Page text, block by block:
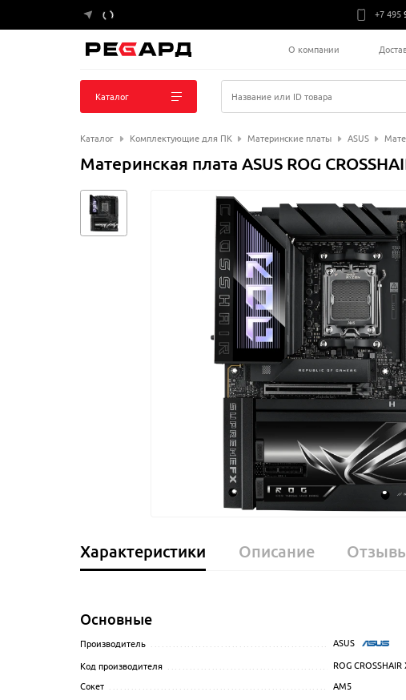
+7 495
О компании
Каталог Название или ID товара
Каталог Комплектующие для ПК Материнские платы ASUS
Материнская плата ASUS ROG
Характеристики Описание
Основные
Производитель ASUS
Код производителя ROG CROSSHAIR
Сокет AM5